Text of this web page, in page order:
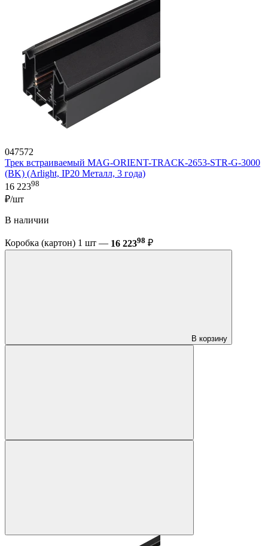
047572
Трек встраиваемый MAG-ORIENT-TRACK-2653-STR-G-3000
(BK) (Arlight, IP20 Металл, 3 года)
16 22398
₽/шт
В наличии
Коробка (картон) 1 шт — 16 22398 ₽
В корзину